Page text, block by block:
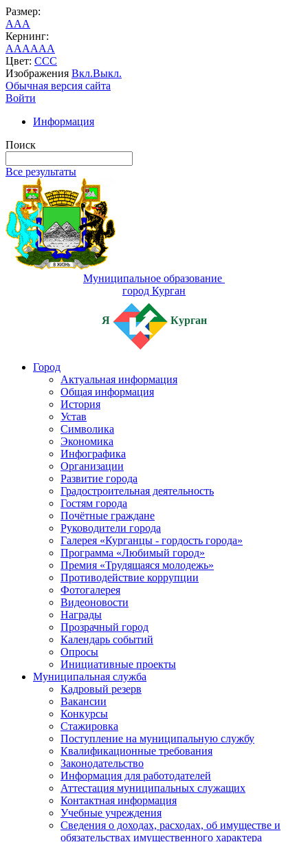
Размер:
AAA
Кернинг:
AAAAAA
Цвет: CCC
Изображения Вкл.Выкл.
Обычная версия сайта
Войти
Информация
Поиск
Все результаты
Муниципальное образование
город Курган
Я Курган
Город
Актуальная информация
Общая информация
История
Устав
Символика
Экономика
Инфографика
Организации
Развитие города
Градостроительная деятельность
Гостям города
Почётные граждане
Руководители города
Галерея «Курганцы - гордость города»
Программа «Любимый город»
Премия «Трудящаяся молодежь»
Противодействие коррупции
Фотогалерея
Видеоновости
Награды
Прозрачный город
Календарь событий
Опросы
Инициативные проекты
Муниципальная служба
Кадровый резерв
Вакансии
Конкурсы
Стажировка
Поступление на муниципальную службу
Квалификационные требования
Законодательство
Информация для работодателей
Аттестация муниципальных служащих
Контактная информация
Учебные учреждения
Сведения о доходах, расходах, об имуществе и
обязательствах имущественного характера